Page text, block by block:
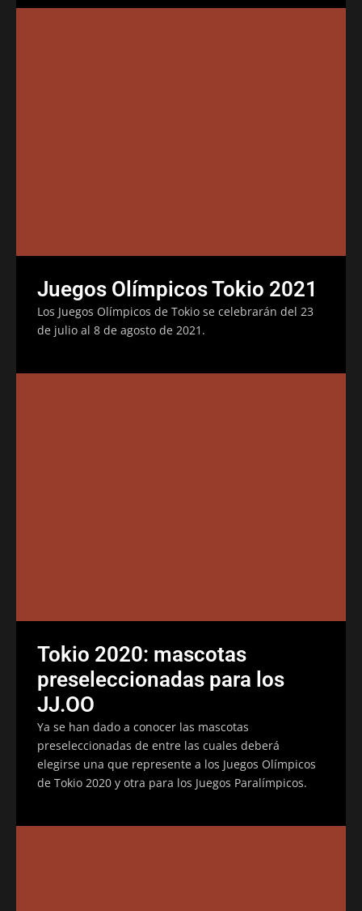
Juegos Olímpicos Tokio 2021
Los Juegos Olímpicos de Tokio se celebrarán del 23
de julio al 8 de agosto de 2021.
Tokio 2020: mascotas
preseleccionadas para los
JJ.OO
Ya se han dado a conocer las mascotas
preseleccionadas de entre las cuales deberá
elegirse una que represente a los Juegos Olímpicos
de Tokio 2020 y otra para los Juegos Paralímpicos.